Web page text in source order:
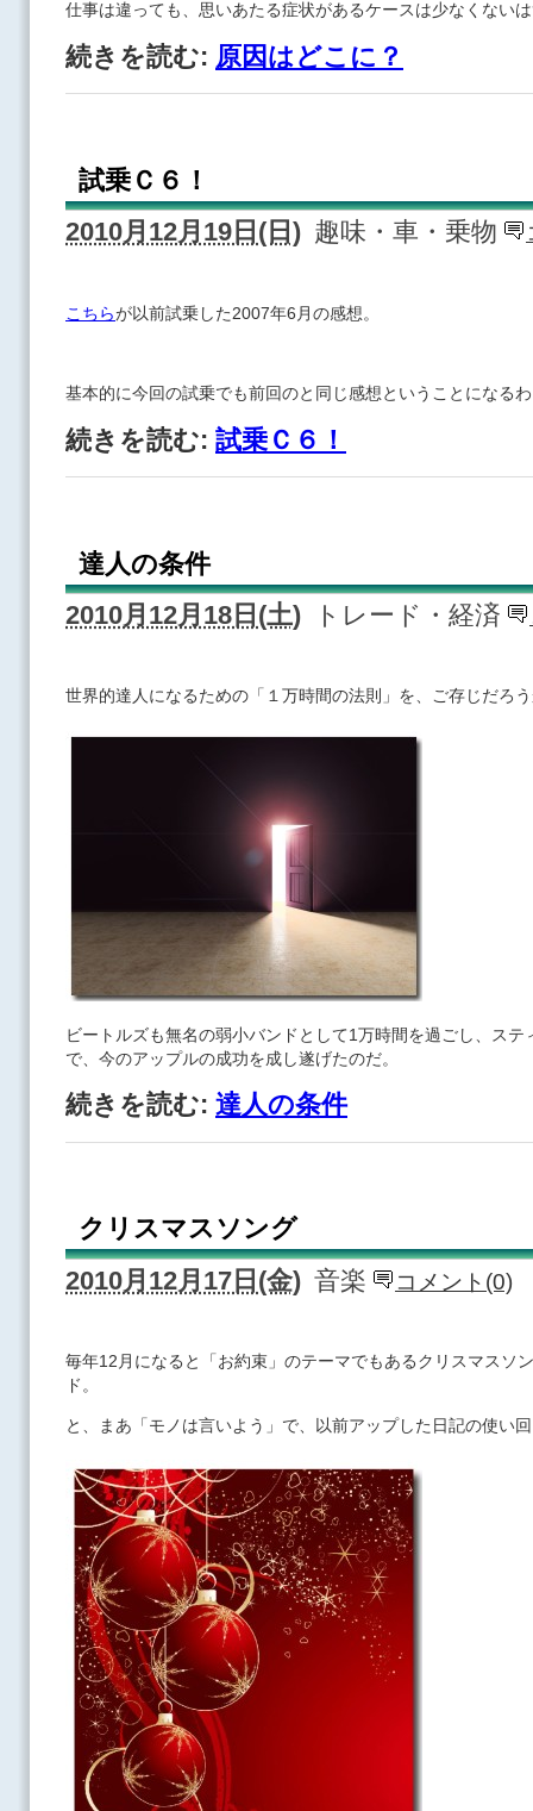
仕事は違っても、思いあたる症状があるケースは少なくない
続きを読む: 原因はどこに？
試乗Ｃ６！
2010月12月19日(日) 趣味・車・乗物
こちらが以前試乗した2007年6月の感想。
基本的に今回の試乗でも前回のと同じ感想ということになる
続きを読む: 試乗Ｃ６！
達人の条件
2010月12月18日(土)
トレード・経済
世界的達人になるための「１万時間の法則」を、ご存じだろ
ビートルズも無名の弱小バンドとして1万時間を過ごし、ス
で、今のアップルの成功を成し遂げたのだ。
続きを読む: 達人の条件
クリスマスソング
2010月12月17日(金) 音楽 コメント(0)
毎年12月になると「お約束」のテーマでもあるクリスマスソ
ド。
と、まあ「モノは言いよう」で、以前アップした日記の使い